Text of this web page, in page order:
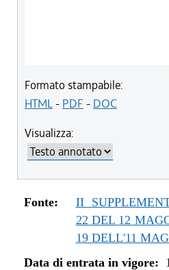
Formato stampabile:
HTML- PDF - DOC
Visualizza:
Fonte:
II
22 DEL 12
19 DELL'11
Data di entrata in vigore: